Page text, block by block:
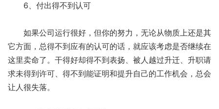
6、付出得不到认可
如果公司运行很好，但你的努力，无论从物质上还是其
它方面，总得不到应有的认可的话，就应该考虑是否继续在
这里卖命了。干得好却得不到表扬、被人越过升迁、升职请
求未得到许可、得不到能证明和提升自己的工作机会，总会
让人很失落。